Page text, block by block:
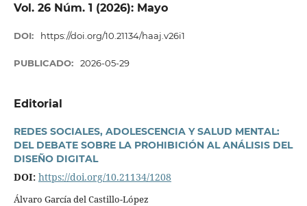
Vol. 26 Núm. 1 (2026): Mayo
DOI: https://doi.org/10.21134/haaj.v26i1
PUBLICADO: 2026-05-29
Editorial
REDES SOCIALES, ADOLESCENCIA Y SALUD MENTAL:
DEL DEBATE SOBRE LA PROHIBICIÓN AL ANÁLISIS DEL
DISEÑO DIGITAL
DOI: https://doi.org/10.21134/1208
Álvaro Garcí­a del Castillo-López